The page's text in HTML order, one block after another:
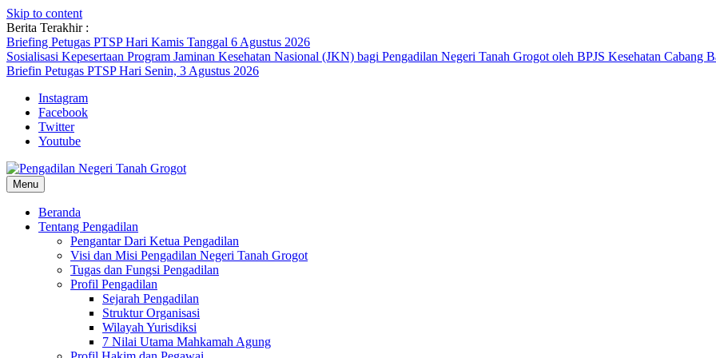
Skip to content
Berita Terakhir :
Briefing Petugas PTSP Hari Kamis Tanggal 6 Agustus 2026
Sosialisasi Kepesertaan Program Jaminan Kesehatan Nasional (JKN) bagi Pengadilan Negeri Tanah Grogot oleh BPJS Kesehatan Cabang
Briefin Petugas PTSP Hari Senin, 3 Agustus 2026
Instagram
Facebook
Twitter
Youtube
Menu
Beranda
Tentang Pengadilan
Pengantar Dari Ketua Pengadilan
Visi dan Misi Pengadilan Negeri Tanah Grogot
Tugas dan Fungsi Pengadilan
Profil Pengadilan
Sejarah Pengadilan
Struktur Organisasi
Wilayah Yurisdiksi
7 Nilai Utama Mahkamah Agung